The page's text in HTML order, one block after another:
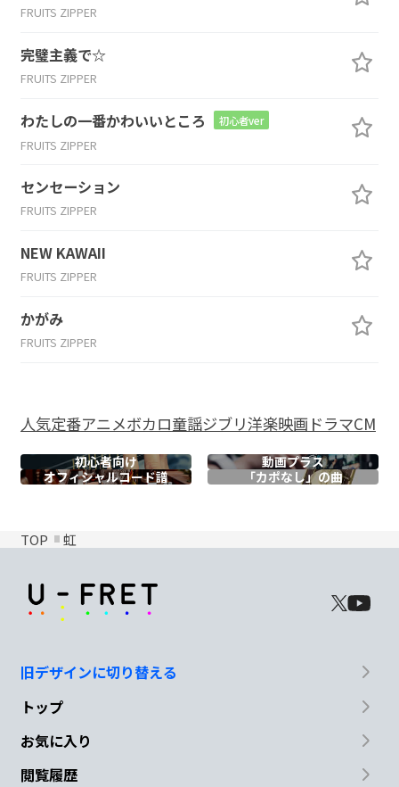
FRUITS ZIPPER
完璧主義で☆
FRUITS ZIPPER
わたしの一番かわいいところ 初心者ver
FRUITS ZIPPER
センセーション
FRUITS ZIPPER
NEW KAWAII
FRUITS ZIPPER
かがみ
FRUITS ZIPPER
人気定番アニメボカロ童謡ジブリ洋楽映画ドラマCM
初心者向け
動画プラス
オフィシャルコード譜 「カポなし」の曲
TOP 虹
旧デザインに切り替える
トップ
お気に入り
閲覧履歴